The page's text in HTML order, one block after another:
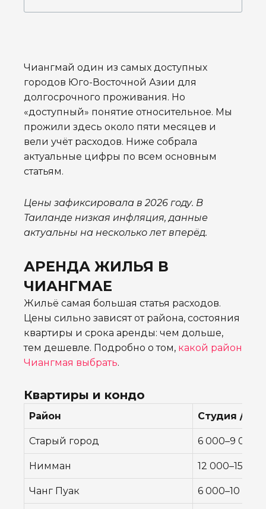
Чиангмай один из самых доступных
городов Юго-Восточной Азии для
долгосрочного проживания. Но
«доступный» понятие относительное. Мы
прожили здесь около пяти месяцев и
вели учёт расходов. Ниже собрала
актуальные цифры по всем основным
статьям.
Цены зафиксировала в 2026 году. В
Таиланде низкая инфляция, данные
актуальны на несколько лет вперёд.
АРЕНДА ЖИЛЬЯ В
ЧИАНГМАЕ
Жильё самая большая статья расходов.
Цены сильно зависят от района, состояния
квартиры и срока аренды: чем дольше,
тем дешевле. Подробно о том, какой район
Чиангмая выбрать.
Квартиры и кондо
Район Студия /
Старый город 6 000–9 000 ฿
Нимман 12 000–15
Чанг Пуак 6 000–10 000